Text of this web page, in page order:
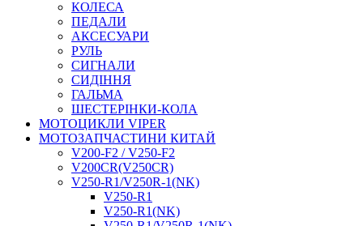
КОЛЕСА
ПЕДАЛИ
АКСЕСУАРИ
РУЛЬ
СИГНАЛИ
СИДІННЯ
ГАЛЬМА
ШЕСТЕРІНКИ-КОЛА
МОТОЦИКЛИ VIPER
МОТОЗАПЧАСТИНИ КИТАЙ
V200-F2 / V250-F2
V200CR(V250CR)
V250-R1/V250R-1(NK)
V250-R1
V250-R1(NK)